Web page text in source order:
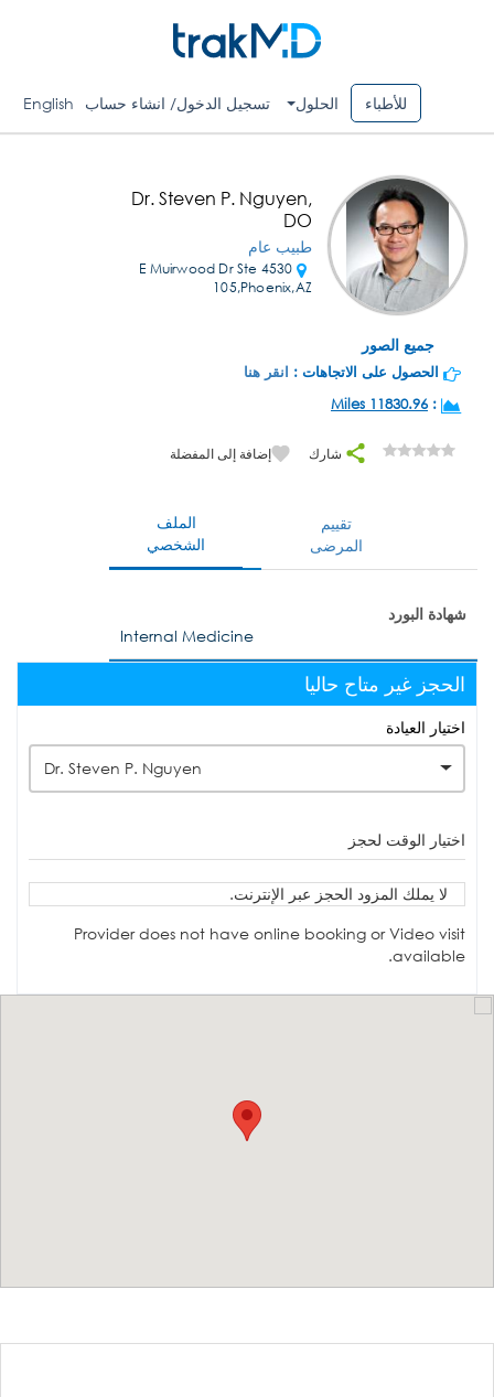
للأطباء الحلول تسجيل الدخول/ انشاء حساب English
جميع الصور
Dr. Steven P. Nguyen,
DO
طبيب عام
4530 E Muirwood Dr Ste
105,Phoenix,AZ
الحصول على الاتجاهات : انقر هنا
:
11830.96 Miles
شارك إضافة إلى المفضلة
الملف
الشخصي
تقييم
المرضى
شهادة البورد
Internal Medicine
الحجز غير متاح حاليا
اختيار العيادة
Dr. Steven P. Nguyen
اختيار الوقت لحجز
لا يملك المزود الحجز عبر الإنترنت.
Provider does not have online booking or Video visit
available.